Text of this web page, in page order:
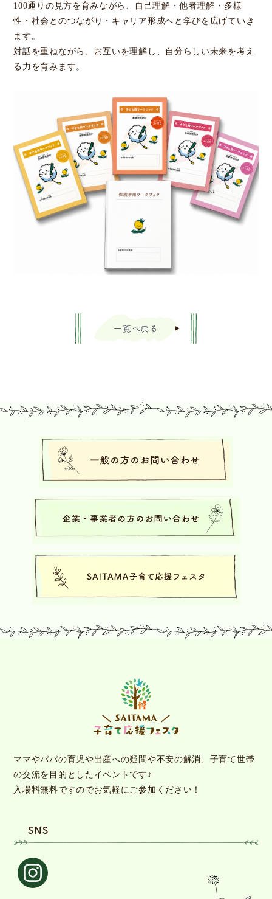
100通りの見方を育みながら、自己理解・他者理解・多様
性・社会とのつながり・キャリア形成へと学びを広げていき
ます。
対話を重ねながら、お互いを理解し、自分らしい未来を考え
る力を育みます。
一覧へ戻る
ママやパパの育児や出産への疑問や不安の解消、子育て世帯
の交流を目的としたイベントです♪
入場料無料ですのでお気軽にご参加ください！
SNS